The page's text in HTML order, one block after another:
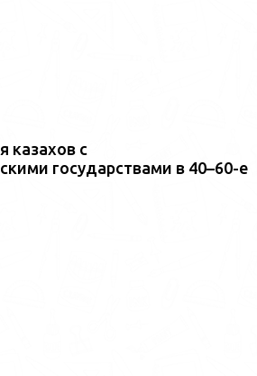
казахов с
государствами в 40–60-е